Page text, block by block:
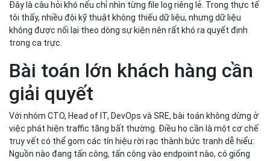
Đây là câu hỏi khó nếu chỉ nhìn từng file log riêng lẻ. Trong thực tế
tôi thấy, nhiều đội kỹ thuật không thiếu dữ liệu, nhưng dữ liệu
không được nối lại theo dòng sự kiện nên rất khó ra quyết định
trong ca trực.
Bài toán lớn khách hàng cần
giải quyết
Với nhóm CTO, Head of IT, DevOps và SRE, bài toán không dừng ở
việc phát hiện traffic tăng bất thường. Điều họ cần là một cơ chế
truy vết có thể gom các tín hiệu rời rạc thành bức tranh dễ hiểu:
Nguồn nào đang tấn công, tấn công vào endpoint nào, có giống